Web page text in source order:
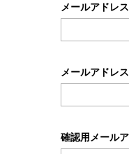
メールアドレス
メールアドレス
確認用メール